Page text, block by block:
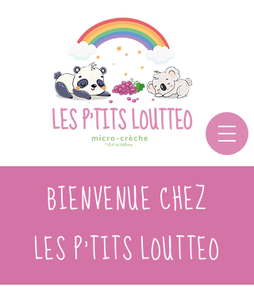
BIENVENUE CHEZ
LES P'TITS LOUTTEO